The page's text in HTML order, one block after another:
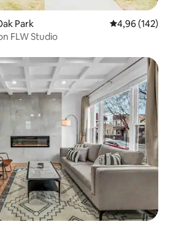
Park
4,96 (142)
FLW Studio